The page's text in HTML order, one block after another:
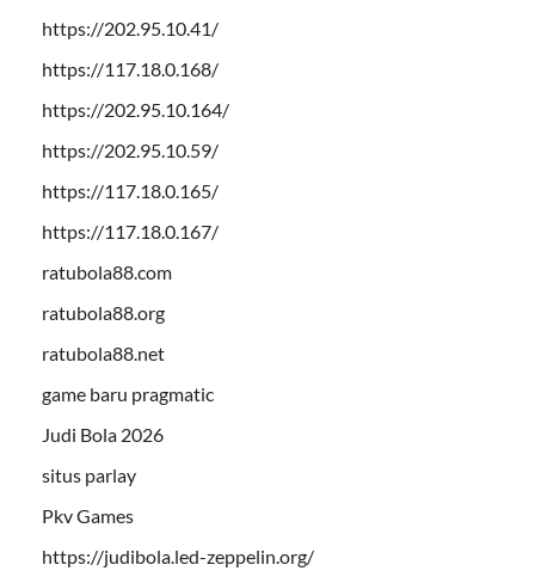
https://202.95.10.41/
https://117.18.0.168/
https://202.95.10.164/
https://202.95.10.59/
https://117.18.0.165/
https://117.18.0.167/
ratubola88.com
ratubola88.org
ratubola88.net
game baru pragmatic
Judi Bola 2026
situs parlay
Pkv Games
https://judibola.led-zeppelin.org/